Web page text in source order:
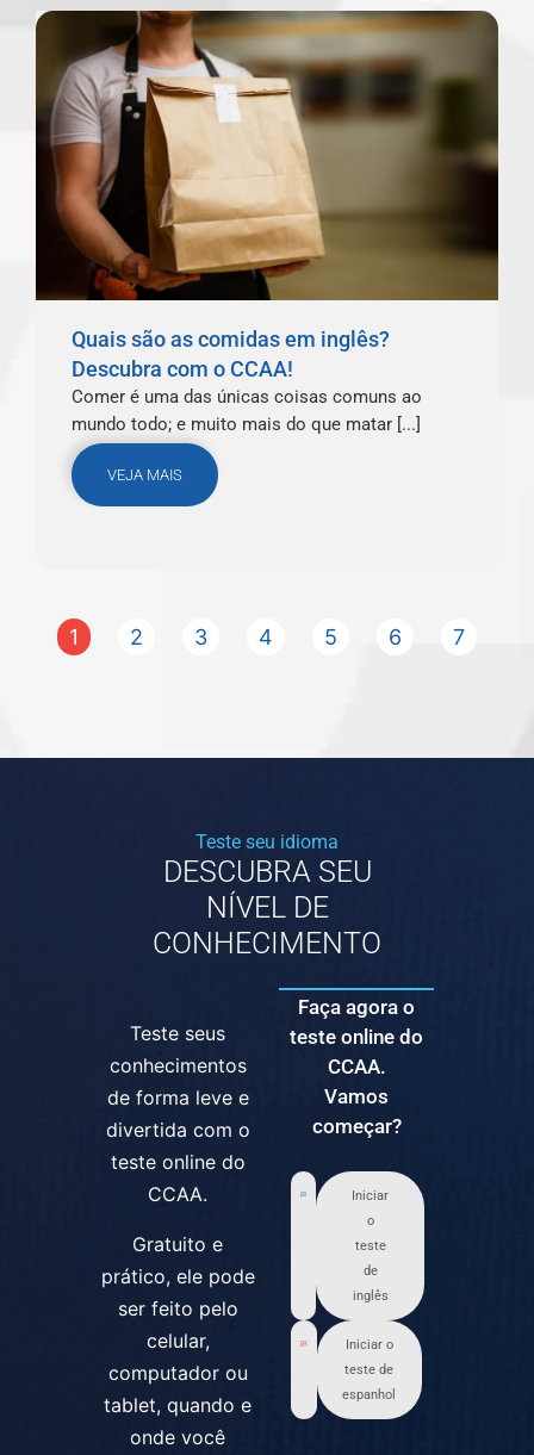
Quais são as comidas em inglês?
Descubra com o CCAA!
Comer é uma das únicas coisas comuns ao
mundo todo; e muito mais do que matar [...]
VEJA MAIS
1 2 3 4 5 6 7
Teste seu idioma
DESCUBRA SEU
NÍVEL DE
CONHECIMENTO
Teste seus
conhecimentos
de forma leve e
divertida com o
teste online do
CCAA.
Gratuito e
prático, ele pode
ser feito pelo
celular,
computador ou
tablet, quando e
onde você
Faça agora o
teste online do
CCAA.
Vamos
começar?
Iniciar
o
teste
de
inglês
Iniciar o
teste de
espanhol